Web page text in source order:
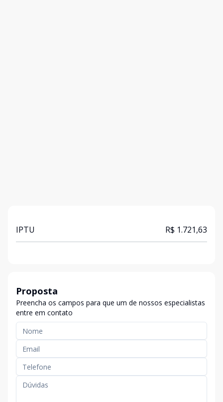
IPTU R$ 1.721,63
Proposta
Preencha os campos para que um de nossos especialistas
entre em contato